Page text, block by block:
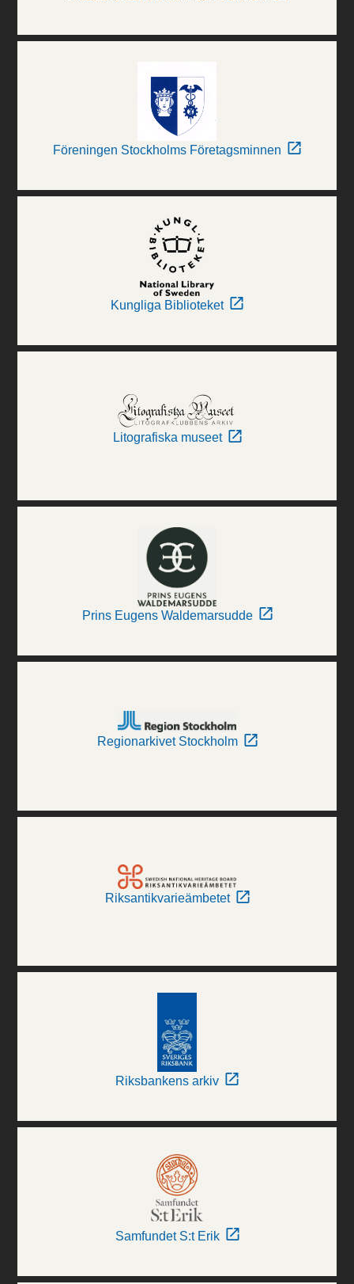
Föreningen Stockholms Företagsminnen
Kungliga Biblioteket
Litografiska museet
Prins Eugens Waldemarsudde
Regionarkivet Stockholm
Riksantikvarieämbetet
Riksbankens arkiv
Samfundet S:t Erik